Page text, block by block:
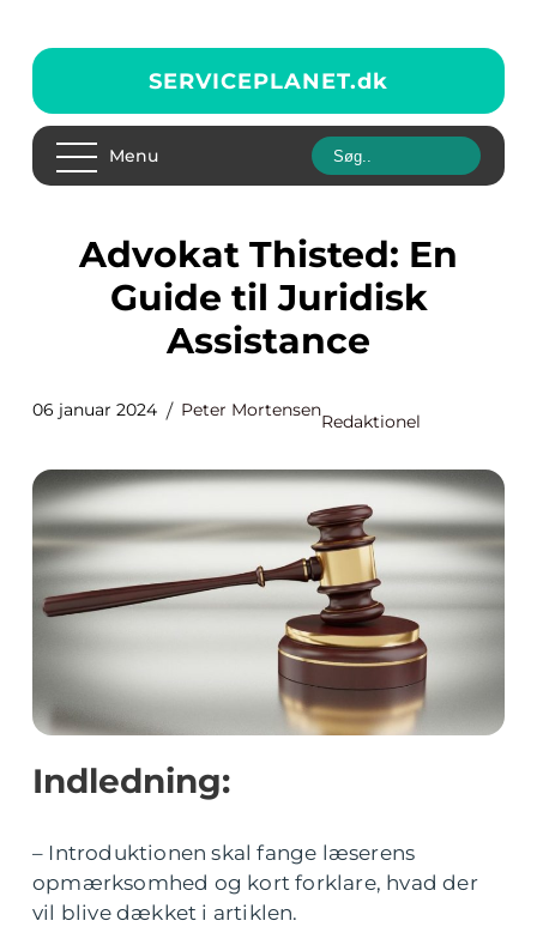
SERVICEPLANET.dk
Menu
Advokat Thisted: En
Guide til Juridisk
Assistance
06 januar 2024 Peter Mortensen
Redaktionel
Indledning:
– Introduktionen skal fange læserens
opmærksomhed og kort forklare, hvad der
vil blive dækket i artiklen.